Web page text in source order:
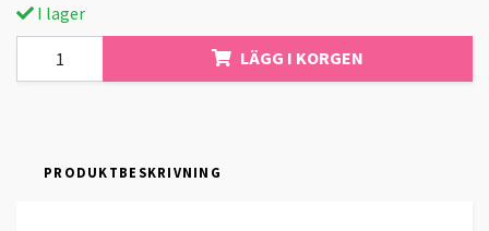
I lager
LÄGG I KORGEN
PRODUKTBESKRIVNING